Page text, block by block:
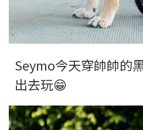
Seymo今天穿帥帥的
出去玩😁